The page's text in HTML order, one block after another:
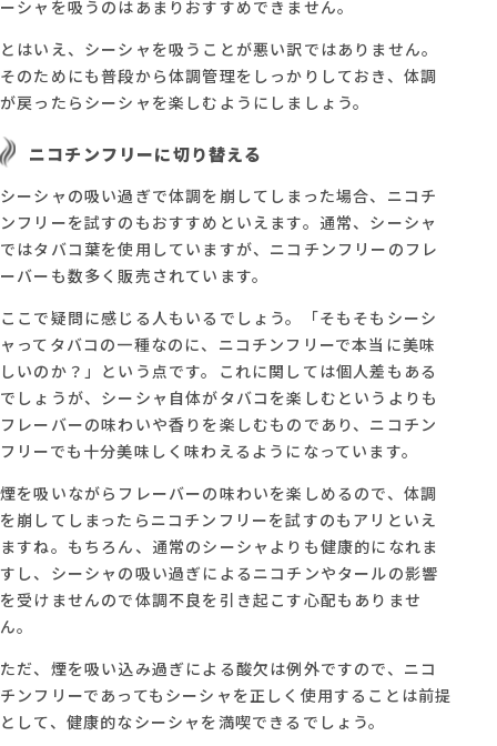
ーシャを吸うのはあまりおすすめできません。
とはいえ、シーシャを吸うことが悪い訳ではありません。
そのためにも普段から体調管理をしっかりしておき、体調
が戻ったらシーシャを楽しむようにしましょう。
ニコチンフリーに切り替える
シーシャの吸い過ぎで体調を崩してしまった場合、ニコチ
ンフリーを試すのもおすすめといえます。通常、シーシャ
ではタバコ葉を使用していますが、ニコチンフリーのフレ
ーバーも数多く販売されています。
ここで疑問に感じる人もいるでしょう。「そもそもシーシ
ャってタバコの一種なのに、ニコチンフリーで本当に美味
しいのか？」という点です。これに関しては個人差もある
でしょうが、シーシャ自体がタバコを楽しむというよりも
フレーバーの味わいや香りを楽しむものであり、ニコチン
フリーでも十分美味しく味わえるようになっています。
煙を吸いながらフレーバーの味わいを楽しめるので、体調
を崩してしまったらニコチンフリーを試すのもアリといえ
ますね。もちろん、通常のシーシャよりも健康的になれま
すし、シーシャの吸い過ぎによるニコチンやタールの影響
を受けませんので体調不良を引き起こす心配もありませ
ん。
ただ、煙を吸い込み過ぎによる酸欠は例外ですので、ニコ
チンフリーであってもシーシャを正しく使用することは前提
として、健康的なシーシャを満喫できるでしょう。